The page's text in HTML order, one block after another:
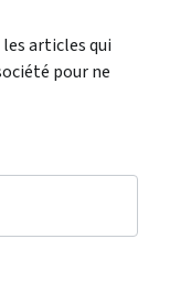
articles qui
pour ne